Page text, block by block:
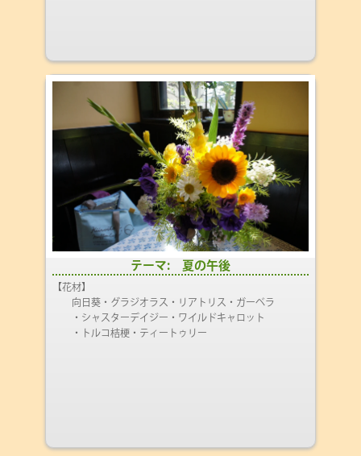
テーマ: 夏の午後
【花材】
向日葵・グラジオラス・リアトリス・ガーベラ
・シャスターデイジー・ワイルドキャロット
・トルコ桔梗・ティートゥリー